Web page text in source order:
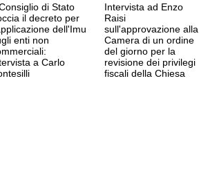
di Stato
il decreto per
dell'Imu
enti non
a Carlo
Intervista ad Enzo
Raisi
sull'approvazione alla
Camera di un ordine
del giorno per la
revisione dei privilegi
fiscali della Chiesa